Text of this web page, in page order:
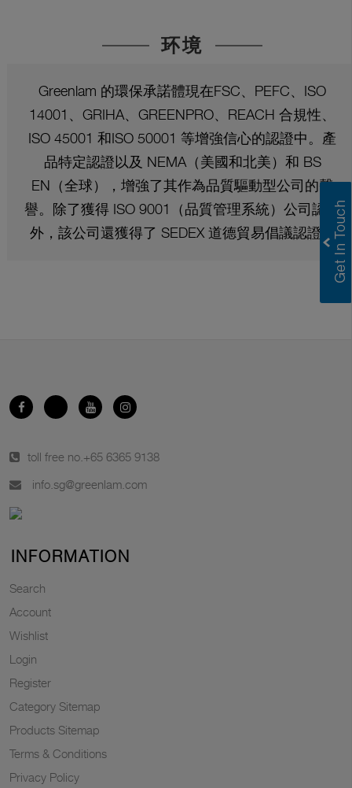
环境
Greenlam 的環保承諾體現在FSC、PEFC、ISO
14001、GRIHA、GREENPRO、REACH 合規性、
ISO 45001 和ISO 50001 等增強信心的認證中。產
品特定認證以及 NEMA（美國和北美）和 BS
EN（全球），增強了其作為品質驅動型公司的聲
譽。除了獲得 ISO 9001（品質管理系統）公司認證
外，該公司還獲得了 SEDEX 道德貿易倡議認證。
toll free no. +65 6365 9138
info.sg@greenlam.com
INFORMATION
Search
Account
Wishlist
Login
Register
Category Sitemap
Products Sitemap
Terms & Conditions
Privacy Policy